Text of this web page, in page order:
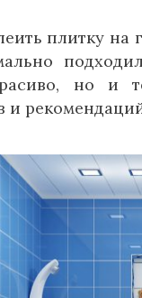
плитку
но и
и